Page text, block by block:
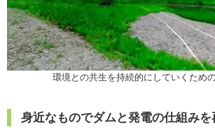
環境との共生を持続的にしていくため
身近なものでダムと発電の仕組みを